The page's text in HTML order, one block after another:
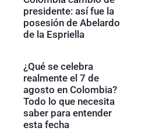
presidente: así fue la
posesión de Abelardo
de la Espriella
¿Qué se celebra
realmente el 7 de
agosto en Colombia?
Todo lo que necesita
saber para entender
esta fecha